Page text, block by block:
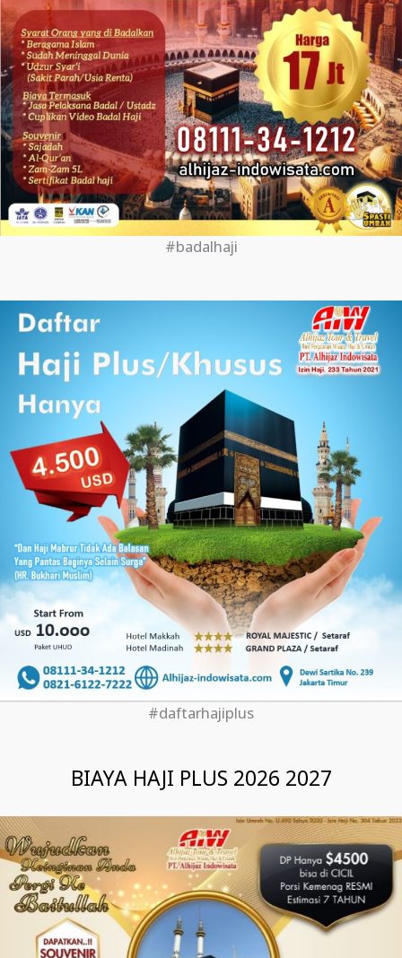
#badalhaji
#daftarhajiplus
BIAYA HAJI PLUS 2026 2027